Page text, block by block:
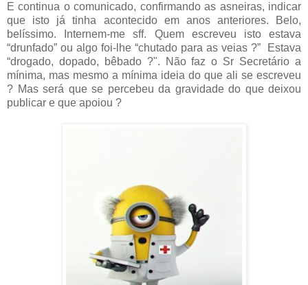
E continua o comunicado, confirmando as asneiras, indicar
que isto já tinha acontecido em anos anteriores. Belo,
belíssimo. Internem-me sff. Quem escreveu isto estava
“drunfado” ou algo foi-lhe “chutado para as veias ?” Estava
“drogado, dopado, bêbado ?". Não faz o Sr Secretário a
mínima, mas mesmo a mínima ideia do que ali se escreveu
? Mas será que se percebeu da gravidade do que deixou
publicar e que apoiou ?